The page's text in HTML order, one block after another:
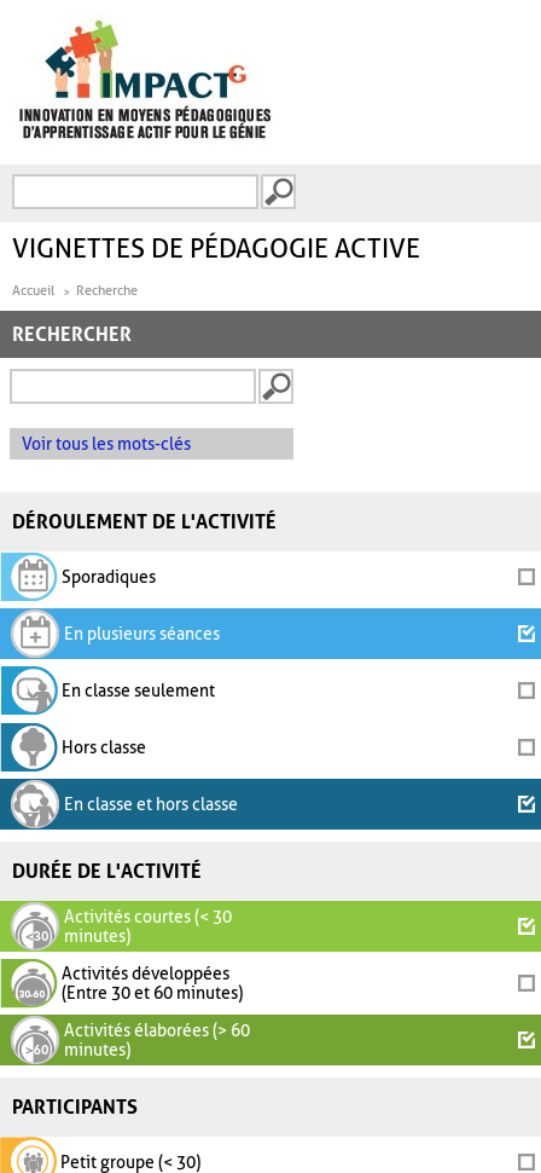
FORMULAIRE DE
VIGNETTES DE PÉDAGOGIE ACTIVE
Accueil Recherche
RECHERCHER
Voir tous les mots-clés
DÉROULEMENT DE L'ACTIVITÉ
Sporadiques
En plusieurs séances
En classe seulement
Hors classe
En classe et hors classe
DURÉE DE L'ACTIVITÉ
Activités courtes (< 30
minutes)
Activités développées
(Entre 30 et 60 minutes)
Activités élaborées (> 60
minutes)
PARTICIPANTS
Petit groupe (< 30)